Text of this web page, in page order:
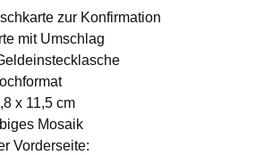
zur Konfirmation
mit Umschlag
x 11,5 cm
Mosaik
Vorderseite: